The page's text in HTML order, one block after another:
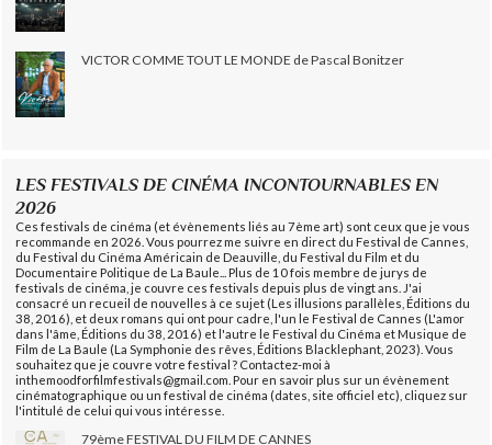
VICTOR COMME TOUT LE MONDE de Pascal Bonitzer
LES FESTIVALS DE CINÉMA INCONTOURNABLES EN
2026
Ces festivals de cinéma (et évènements liés au 7ème art) sont ceux que je vous
recommande en 2026. Vous pourrez me suivre en direct du Festival de Cannes,
du Festival du Cinéma Américain de Deauville, du Festival du Film et du
Documentaire Politique de La Baule... Plus de 10 fois membre de jurys de
festivals de cinéma, je couvre ces festivals depuis plus de vingt ans. J'ai
consacré un recueil de nouvelles à ce sujet (Les illusions parallèles, Éditions du
38, 2016), et deux romans qui ont pour cadre, l'un le Festival de Cannes (L'amor
dans l'âme, Éditions du 38, 2016) et l'autre le Festival du Cinéma et Musique de
Film de La Baule (La Symphonie des rêves, Éditions Blacklephant, 2023). Vous
souhaitez que je couvre votre festival ? Contactez-moi à
inthemoodforfilmfestivals@gmail.com. Pour en savoir plus sur un évènement
cinématographique ou un festival de cinéma (dates, site officiel etc), cliquez sur
l'intitulé de celui qui vous intéresse.
79ème FESTIVAL DU FILM DE CANNES